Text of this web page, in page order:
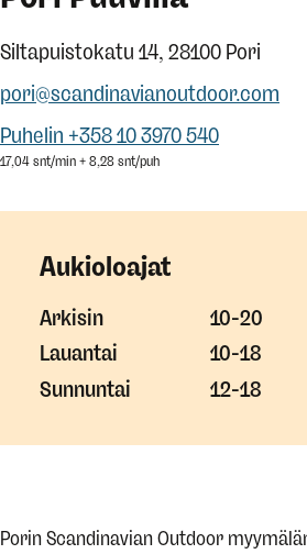
Siltapuistokatu 14, 28100 Pori
pori@scandinavianoutdoor.com
Puhelin +358 10 3970 540
17,04 snt/min + 8,28 snt/puh
Aukioloajat
Arkisin
10-20
Lauantai
10-18
Sunnuntai
12-18
Porin Scandinavian Outdoor